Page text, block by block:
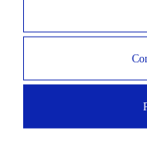
mantener la misma pareja
el que aparearse con
conocemos a las parejas
el nido y podemos
nosotros, ver cómo